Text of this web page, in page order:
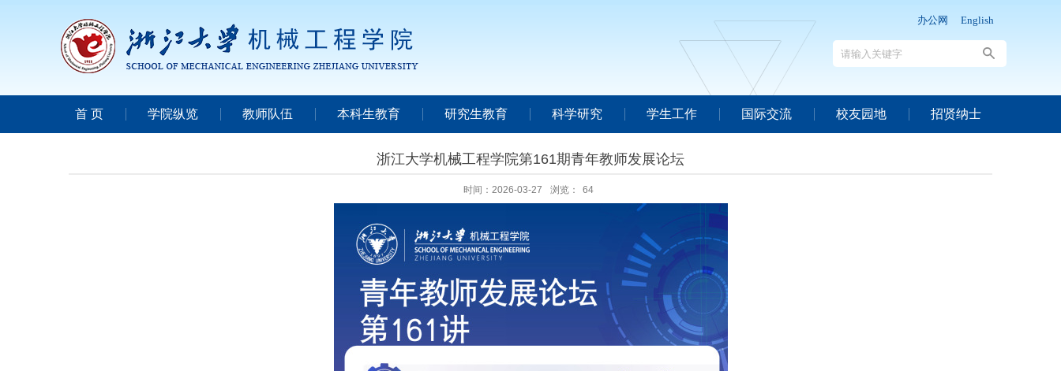
办公网 English
首 页 学院纵览 教师队伍 本科生教育 研究生教育 科学研究 学生工作 国际交流 校友园地 招贤纳士
浙江大学机械工程学院第161期青年教师发展论坛
时间：2026-03-27 浏览： 64